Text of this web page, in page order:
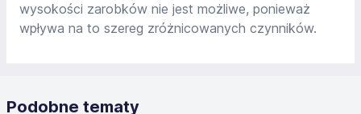
wysokości zarobków nie jest możliwe, ponieważ
wpływa na to szereg zróżnicowanych czynników.
Podobne tematy